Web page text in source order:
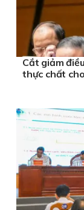
Cắt giảm
thực chất